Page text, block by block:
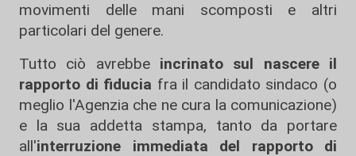
movimenti delle mani scomposti e altri
particolari del genere.
Tutto ciò avrebbe incrinato sul nascere il
rapporto di fiducia fra il candidato sindaco (o
meglio l'Agenzia che ne cura la comunicazione)
e la sua addetta stampa, tanto da portare
all'interruzione immediata del rapporto di